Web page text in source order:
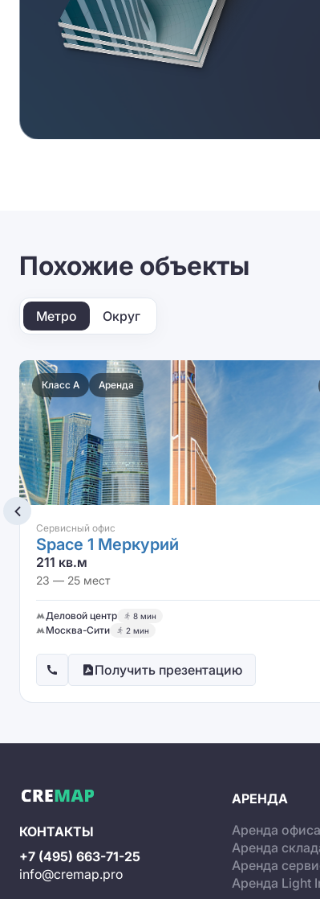
Похожие объекты
Метро Округ
Класс A Аренда
Сервисный офис
Space 1 Меркурий
211 кв.м
23 — 25 мест
Деловой центр 8 мин
Москва-Сити 2 мин
Получить презентацию
КОНТАКТЫ
+7 (495) 663-71-25
info@cremap.pro
АРЕНДА
Аренда офиса
Аренда
Аренда
Аренда Light